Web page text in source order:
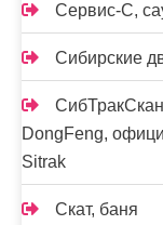
Сервис-С,
Сибирские
DongFeng,
Sitrak
Скат, баня